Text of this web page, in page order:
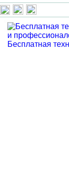
Бесплатная